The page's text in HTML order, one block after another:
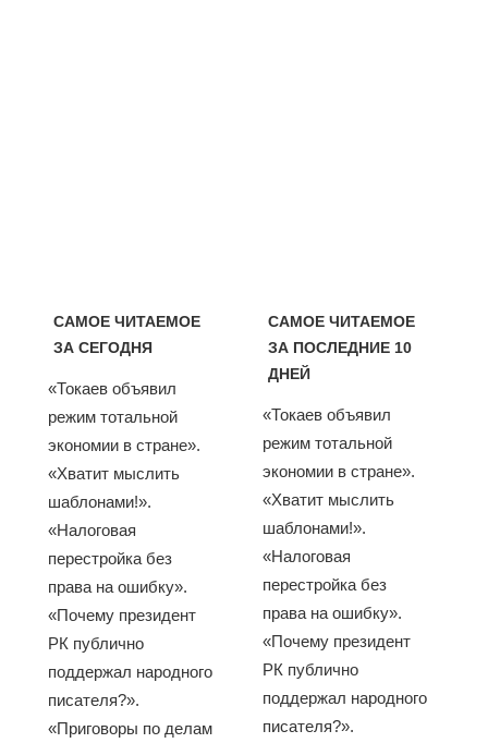
САМОЕ ЧИТАЕМОЕ
ЗА СЕГОДНЯ
«Токаев объявил
режим тотальной
экономии в стране».
«Хватит мыслить
шаблонами!».
«Налоговая
перестройка без
права на ошибку».
«Почему президент
РК публично
поддержал народного
писателя?».
«Приговоры по делам
САМОЕ ЧИТАЕМОЕ
ЗА ПОСЛЕДНИЕ 10
ДНЕЙ
«Токаев объявил
режим тотальной
экономии в стране».
«Хватит мыслить
шаблонами!».
«Налоговая
перестройка без
права на ошибку».
«Почему президент
РК публично
поддержал народного
писателя?».